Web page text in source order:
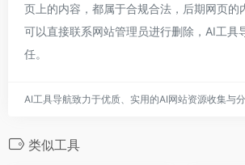
页上的内容，都属于合规合法，后期网页的
可以直接联系网站管理员进行删除，AI工具
任。
AI工具导航致力于优质、实用的AI网站资源收集与分
类似工具